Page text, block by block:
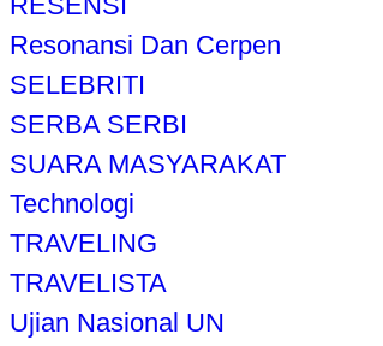
Resonansi Dan Cerpen
SELEBRITI
SERBA SERBI
SUARA MASYARAKAT
Technologi
TRAVELING
TRAVELISTA
Ujian Nasional UN